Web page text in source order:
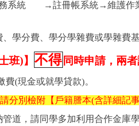
務系統 →註冊帳系統→維護
學分費、學分學雜費或學雜費基
班)】 不得 同時申請，兩
(現金或就學貸款)。
別檢附【戶籍謄本(含詳細記
道，請同學多加利用合作金庫